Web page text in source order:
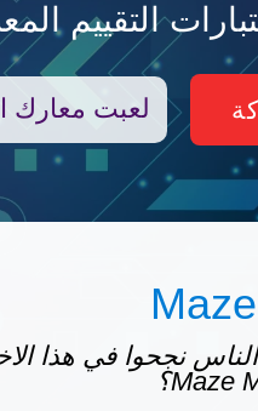
التقييم
لعبت معارك
من الناس نجحوا في هذا